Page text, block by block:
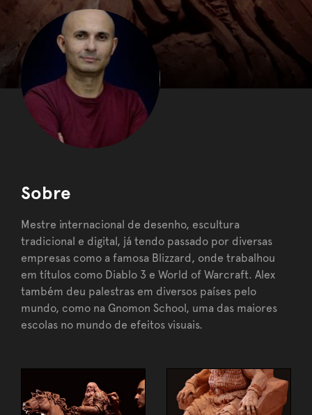
Sobre
Mestre internacional de desenho, escultura
tradicional e digital, já tendo passado por diversas
empresas como a famosa Blizzard, onde trabalhou
em títulos como Diablo 3 e World of Warcraft. Alex
também deu palestras em diversos países pelo
mundo, como na Gnomon School, uma das maiores
escolas no mundo de efeitos visuais.